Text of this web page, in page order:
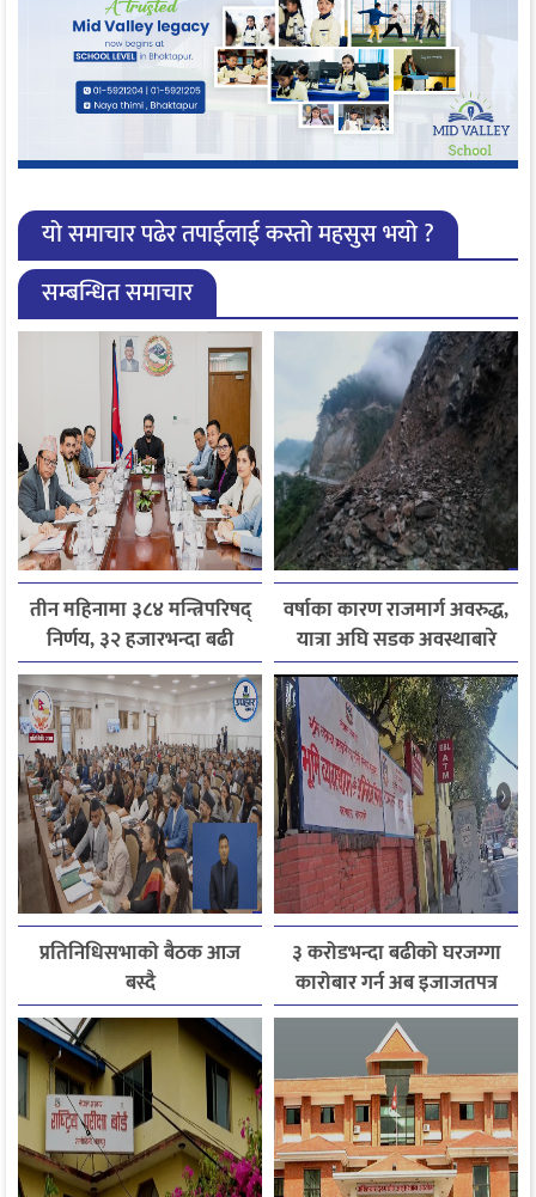
यो समाचार पढेर तपाईलाई कस्तो महसुस भयो ?
सम्बन्धित समाचार
तीन महिनामा ३८४ मन्त्रिपरिषद्
निर्णय, ३२ हजारभन्दा बढी
गुनासो फर्छ्योट
वर्षाका कारण राजमार्ग अवरुद्ध,
यात्रा अघि सडक अवस्थाबारे
जानकारी लिन आग्रह
प्रतिनिधिसभाको बैठक आज
बस्दै
३ करोडभन्दा बढीको घरजग्गा
कारोबार गर्न अब इजाजतपत्र
अनिवार्य